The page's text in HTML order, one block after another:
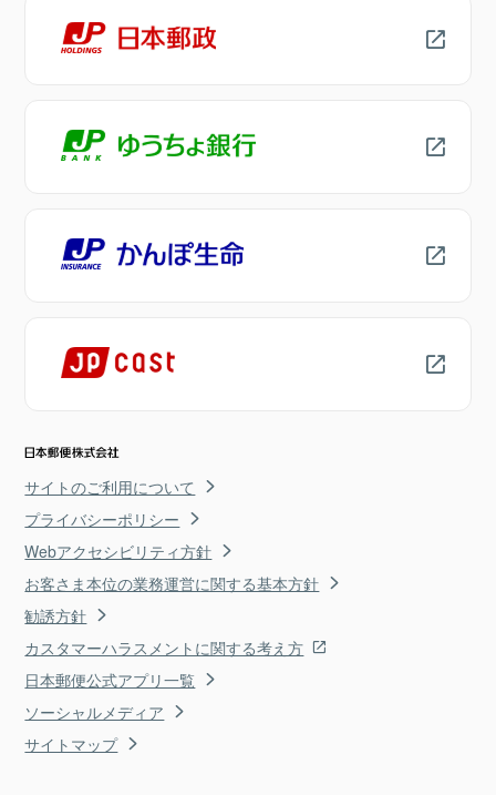
サイトのご利用について
プライバシーポリシー
Webアクセシビリティ方針
お客さま本位の業務運営に関する基本方針
勧誘方針
カスタマーハラスメントに関する考え方
日本郵便公式アプリ一覧
ソーシャルメディア
サイトマップ